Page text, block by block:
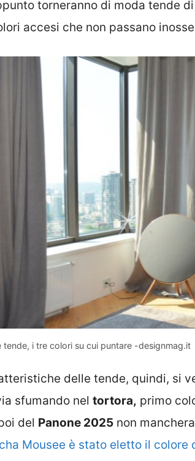
torneranno di moda tende
accesi che non passano
tende, i tre colori su cui puntare -designmag.it
delle tende, quindi, si
sfumando nel tortora, primo
del Panone 2025 non
Mousee è stato eletto il colore